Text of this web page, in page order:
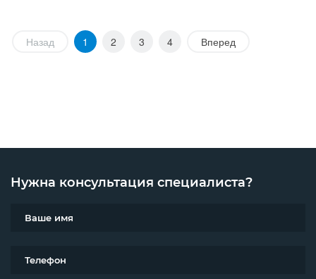
Назад 1 2 3 4 Вперед
Нужна консультация специалиста?